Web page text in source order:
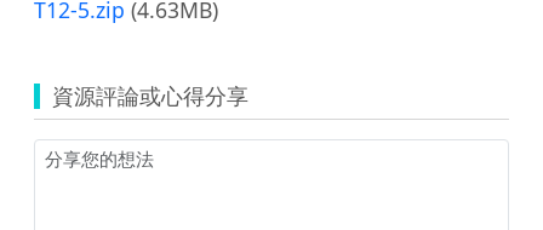
T12-5.zip (4.63MB)
資源評論或心得分享